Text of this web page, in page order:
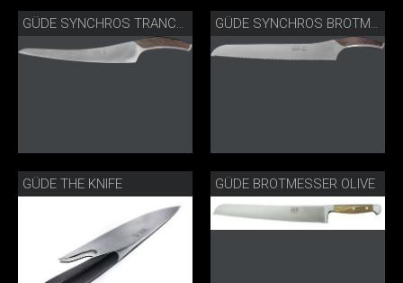
GÜDE SYNCHROS TRANCHIERMESSER S765-26 GÜDE SYNCHROS BROTMESSER S431-32
GÜDE THE KNIFE GÜDE BROTMESSER OLIVE